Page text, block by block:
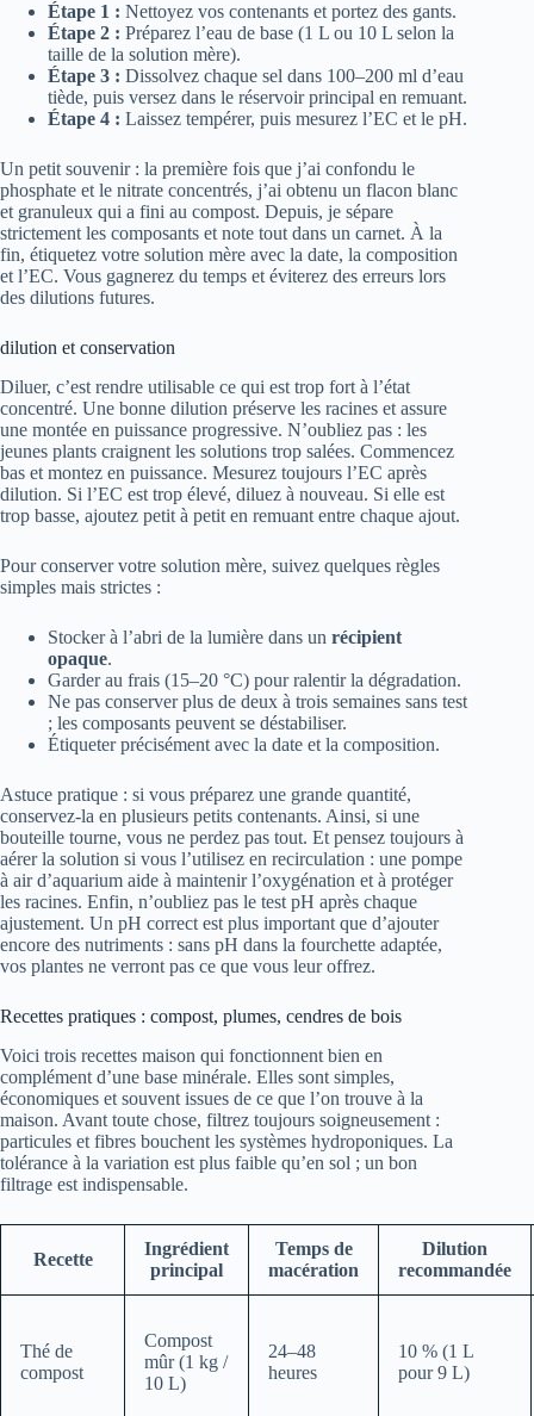
Étape 1 : Nettoyez vos contenants et portez des gants.
Étape 2 : Préparez l’eau de base (1 L ou 10 L selon la
taille de la solution mère).
Étape 3 : Dissolvez chaque sel dans 100–200 ml d’eau
tiède, puis versez dans le réservoir principal en remuant.
Étape 4 : Laissez tempérer, puis mesurez l’EC et le pH.
Un petit souvenir : la première fois que j’ai confondu le
phosphate et le nitrate concentrés, j’ai obtenu un flacon blanc
et granuleux qui a fini au compost. Depuis, je sépare
strictement les composants et note tout dans un carnet. À la
fin, étiquetez votre solution mère avec la date, la composition
et l’EC. Vous gagnerez du temps et éviterez des erreurs lors
des dilutions futures.
dilution et conservation
Diluer, c’est rendre utilisable ce qui est trop fort à l’état
concentré. Une bonne dilution préserve les racines et assure
une montée en puissance progressive. N’oubliez pas : les
jeunes plants craignent les solutions trop salées. Commencez
bas et montez en puissance. Mesurez toujours l’EC après
dilution. Si l’EC est trop élevé, diluez à nouveau. Si elle est
trop basse, ajoutez petit à petit en remuant entre chaque ajout.
Pour conserver votre solution mère, suivez quelques règles
simples mais strictes :
Stocker à l’abri de la lumière dans un récipient
opaque.
Garder au frais (15–20 °C) pour ralentir la dégradation.
Ne pas conserver plus de deux à trois semaines sans test
; les composants peuvent se déstabiliser.
Étiqueter précisément avec la date et la composition.
Astuce pratique : si vous préparez une grande quantité,
conservez-la en plusieurs petits contenants. Ainsi, si une
bouteille tourne, vous ne perdez pas tout. Et pensez toujours à
aérer la solution si vous l’utilisez en recirculation : une pompe
à air d’aquarium aide à maintenir l’oxygénation et à protéger
les racines. Enfin, n’oubliez pas le test pH après chaque
ajustement. Un pH correct est plus important que d’ajouter
encore des nutriments : sans pH dans la fourchette adaptée,
vos plantes ne verront pas ce que vous leur offrez.
Recettes pratiques : compost, plumes, cendres de bois
Voici trois recettes maison qui fonctionnent bien en
complément d’une base minérale. Elles sont simples,
économiques et souvent issues de ce que l’on trouve à la
maison. Avant toute chose, filtrez toujours soigneusement :
particules et fibres bouchent les systèmes hydroponiques. La
tolérance à la variation est plus faible qu’en sol ; un bon
filtrage est indispensable.
Recette
Ingrédient
principal
Temps de
macération
Dilution
recommandée
Thé de
compost
Compost
mûr (1 kg /
10 L)
24–48
heures
10 % (1 L
pour 9 L)